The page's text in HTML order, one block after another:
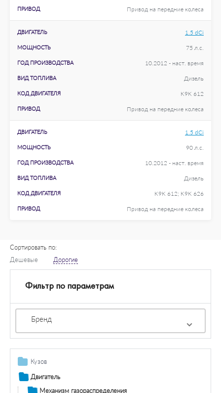
ПРИВОД Привод на передние колеса
ДВИГАТЕЛЬ 1.5 dCi
МОЩНОСТЬ 75 л.с.
ГОД ПРОИЗВОДСТВА 10.2012 - наст. время
ВИД ТОПЛИВА Дизель
КОД ДВИГАТЕЛЯ K9K 612
ПРИВОД Привод на передние колеса
ДВИГАТЕЛЬ 1.5 dCi
МОЩНОСТЬ 90 л.с.
ГОД ПРОИЗВОДСТВА 10.2012 - наст. время
ВИД ТОПЛИВА Дизель
КОД ДВИГАТЕЛЯ K9K 612; K9K 626
ПРИВОД Привод на передние колеса
Сортировать по:
Дешевые
Дорогие
Фильтр по параметрам
Бренд
Кузов
Крепление радиатора
Остекление / зеркала
Двигатель
Механизм газораспределения